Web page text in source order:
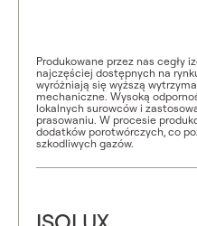
Produkowane przez nas cegły
najczęściej dostępnych na
wyróżniają się wyższą
mechaniczne. Wysoką
lokalnych surowców i
prasowaniu. W procesie
dodatków porotwórczych, co
szkodliwych gazów.